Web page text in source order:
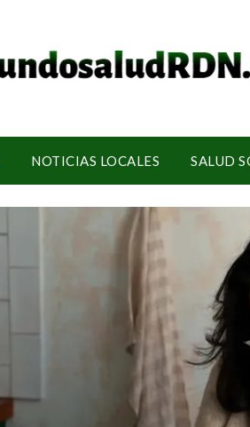
NOTICIAS LOCALES SALUD